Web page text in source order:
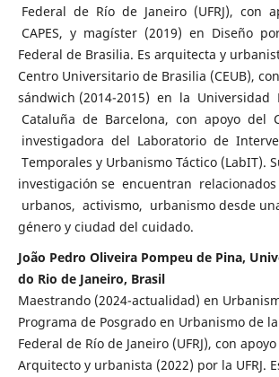
Federal de Río de Janeiro (UFRJ), con
CAPES, y magíster (2019) en Diseño
Federal de Brasilia. Es arquitecta y
Centro Universitario de Brasilia (CEUB),
sándwich (2014-2015) en la Universidad
Cataluña de Barcelona, con apoyo del
investigadora del Laboratorio de
Temporales y Urbanismo Táctico (LabIT).
investigación se encuentran
urbanos, activismo, urbanismo desde
género y ciudad del cuidado.
João Pedro Oliveira Pompeu de Pina,
do Rio de Janeiro, Brasil
Maestrando (2024-actualidad) en
Programa de Posgrado en Urbanismo de
Federal de Río de Janeiro (UFRJ), con
Arquitecto y urbanista (2022) por la UFRJ.